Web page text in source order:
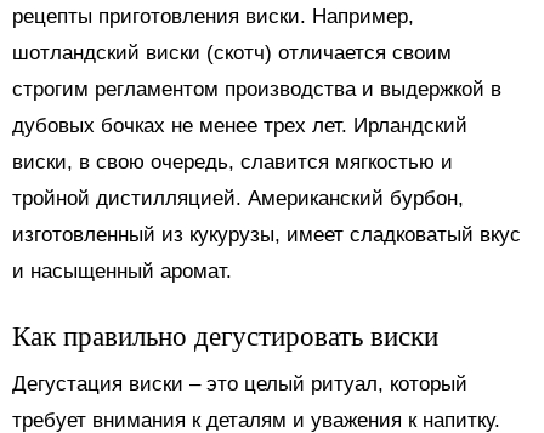
рецепты приготовления виски. Например,
шотландский виски (скотч) отличается своим
строгим регламентом производства и выдержкой в
дубовых бочках не менее трех лет. Ирландский
виски, в свою очередь, славится мягкостью и
тройной дистилляцией. Американский бурбон,
изготовленный из кукурузы, имеет сладковатый вкус
и насыщенный аромат.
Как правильно дегустировать виски
Дегустация виски – это целый ритуал, который
требует внимания к деталям и уважения к напитку.